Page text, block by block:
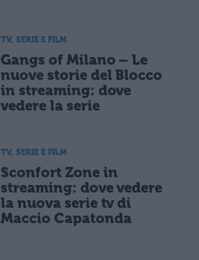
TV, SERIE E FILM
Gangs of Milano – Le
nuove storie del Blocco
in streaming: dove
vedere la serie
TV, SERIE E FILM
Sconfort Zone in
streaming: dove vedere
la nuova serie tv di
Maccio Capatonda